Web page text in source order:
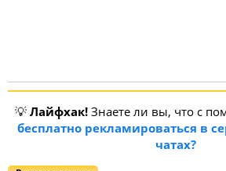
💡 Лайфхак! Знаете ли вы, что с
бесплатно рекламироваться в
чатах?